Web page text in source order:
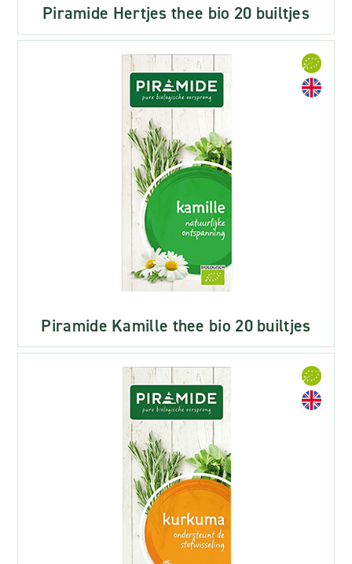
Piramide Hertjes thee bio 20 builtjes
Piramide Kamille thee bio 20 builtjes